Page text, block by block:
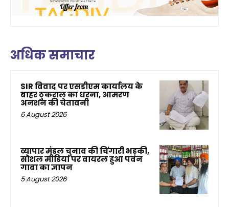
अधिक समाचार
SIR विवाद पर एसडीएम कार्यालय के
बाहर ठुकराल का धरना, आमरण
अनशन की चेतावनी
6 August 2026
व्यापार मंडल चुनाव की चिंगारी भड़की,
सोशल मीडिया पर वायरल हुआ पवन
गाबा का ज्ञापन
5 August 2026